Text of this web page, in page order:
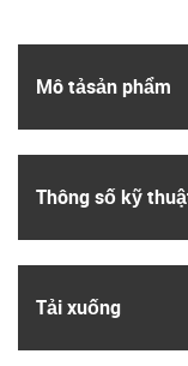
Mô tả­sản phẩm
Thông số kỹ
Tải xuống